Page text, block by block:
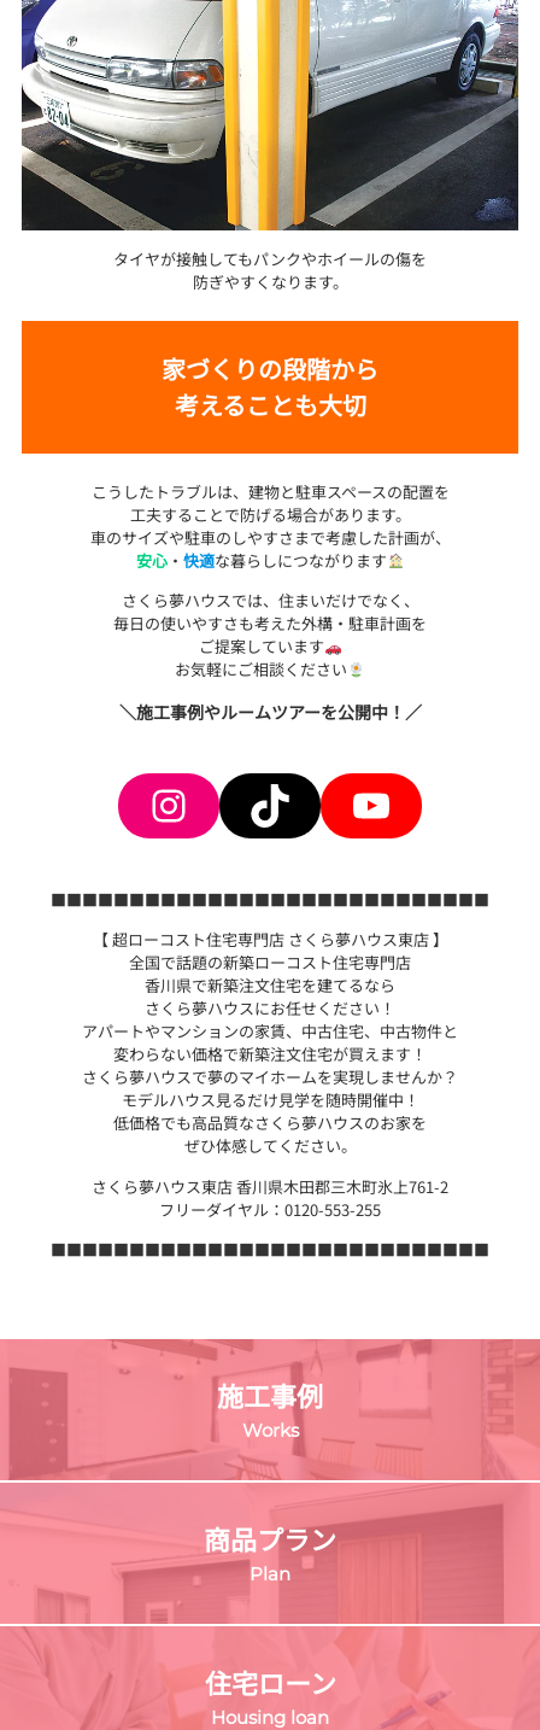
タイヤが接触してもパンクやホイールの傷を
防ぎやすくなります。
家づくりの段階から
考えることも大切
こうしたトラブルは、建物と駐車スペースの配置を
工夫することで防げる場合があります。
車のサイズや駐車のしやすさまで考慮した計画が、
安心・ 快適な暮らしにつながります
さくら夢ハウスでは、住まいだけでなく、
毎日の使いやすさも考えた外構・駐車計画を
ご提案しています
お気軽にご相談ください
＼施工事例やルームツアーを公開中！／
Instagram
TikTokYouTube
■■■■■■■■■■■■■■■■■■■■■■■■■■■■
【 超ローコスト住宅専門店 さくら夢ハウス東店 】
全国で話題の新築ローコスト住宅専門店
香川県で新築注文住宅を建てるなら
さくら夢ハウスにお任せください！
アパートやマンションの家賃、中古住宅、中古物件と
変わらない価格で新築注文住宅が買えます！
さくら夢ハウスで夢のマイホームを実現しませんか？
モデルハウス見るだけ見学を随時開催中！
低価格でも高品質なさくら夢ハウスのお家を
ぜひ体感してください。
さくら夢ハウス東店 香川県木田郡三木町氷上761-2
フリーダイヤル：0120-553-255
■■■■■■■■■■■■■■■■■■■■■■■■■■■■
施工事例
Works
商品プラン
Plan
住宅ローン
Housing loan